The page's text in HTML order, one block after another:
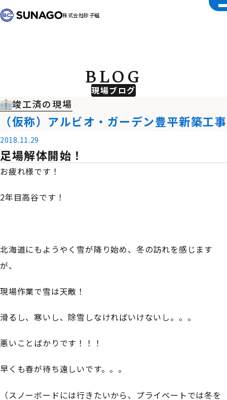
株式会社砂子組
現場ブログ
BLOG
竣工済の現場
（仮称）アルビオ・ガーデン豊平新築工事
2018.11.29
足場解体開始！
お疲れ様です！
2年目高谷です！
北海道にもようやく雪が降り始め、冬の訪れを感じます
が、
現場作業で雪は天敵！
滑るし、寒いし、除雪しなければいけないし。。。
悪いことばかりです！！！
早くも春が待ち遠しいです。。。
（スノーボードには行きたいから、プライベートでは冬を